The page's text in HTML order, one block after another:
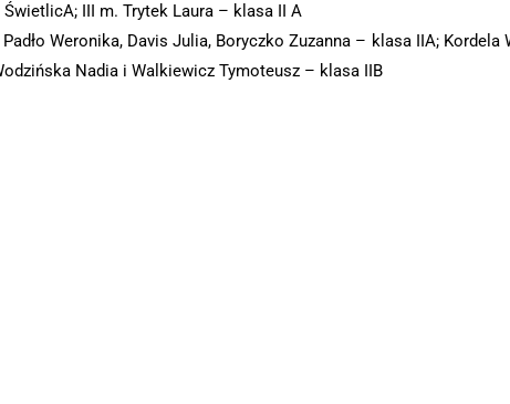
III m. Trytek Laura – klasa II A
Weronika, Davis Julia, Boryczko Zuzanna – klasa IIA; Kordela
Nadia i Walkiewicz Tymoteusz – klasa IIB